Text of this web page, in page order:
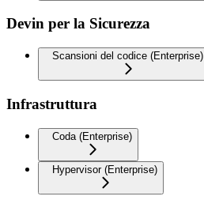
Devin per la Sicurezza
Scansioni del codice (Enterprise)
Infrastruttura
Coda (Enterprise)
Hypervisor (Enterprise)